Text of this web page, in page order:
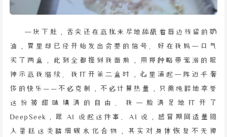
一块下肚，舌尖还在意犹未尽地舔舐着唇边残留的奶
油，胃里却已经开始发出贪婪的信号。好在我妈一口气
买了两盒，此刻全都推到我面前，用那种略带宠溺的眼
神示意我继续。我打开第二盒时，心里涌起一阵近乎奢
侈的快乐——不必克制，不必计算热量，只需纯粹地享受
这份被甜味填满的自由。我一脸满足地打开了
DeepSeek，跟 AI 说起这件事。AI 说，感冒期间适量摄
入蛋糕这类精细碳水化合物，其实对身体恢复不无裨